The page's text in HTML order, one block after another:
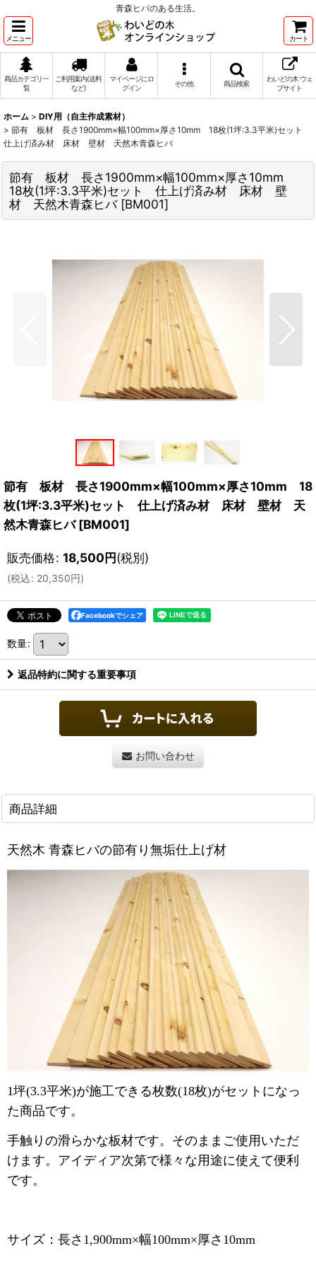
青森ヒバのある生活。
メニュー カート
商品カテゴリ一
覧
ご利用案内(送料
など)
マイページにロ
グイン
その他 商品検索
わいどの木 ウェ
ブサイト
ホーム > DIY用（自主作成素材）
> 節有 板材 長さ1900mm×幅100mm×厚さ10mm 18枚(1坪:3.3平米)セット
仕上げ済み材 床材 壁材 天然木青森ヒバ
節有 板材 長さ1900mm×幅100mm×厚さ10mm
18枚(1坪:3.3平米)セット 仕上げ済み材 床材 壁
材 天然木青森ヒバ [BM001]
節有 板材 長さ1900mm×幅100mm×厚さ10mm 18
枚(1坪:3.3平米)セット 仕上げ済み材 床材 壁材 天
然木青森ヒバ [BM001]
販売価格: 18,500円(税別)
(税込: 20,350円)
Facebookでシェア
数量:
返品特約に関する重要事項
お問い合わせ
商品詳細
天然木 青森ヒバの節有り無垢仕上げ材
1坪(3.3平米)が施工できる枚数(18枚)がセットになっ
た商品です。
手触りの滑らかな板材です。そのままご使用いただ
けます。アイディア次第で様々な用途に使えて便利
です。
サイズ：長さ1,900mm×幅100mm×厚さ10mm